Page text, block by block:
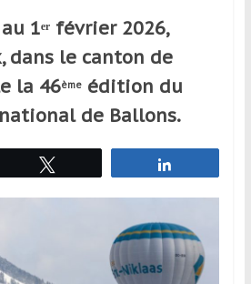
1ᵉʳ février 2026,
dans le canton de
la 46èmeédition du
de Ballons.